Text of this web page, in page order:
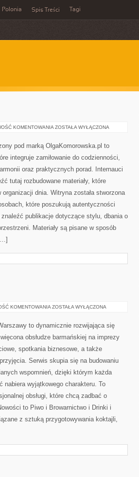
Polonia Spis Treści Tagi
KOMENTOWANIA HISTORIE
ZOSTAŁA WYŁĄCZONA
pod marką OlgaKomorowska.pl to
integruje zamiłowanie do codzienności,
oraz praktycznych porad. Internauci
tutaj rozbudowane materiały, które
organizacji dnia. Witryna została stworzona
które poszukują autentyczności
publikacje dotyczące stylu, dbania o
Materiały są pisane w sposób
KOMENTOWANIA WINA
ZOSTAŁA WYŁĄCZONA
to dynamicznie rozwijająca się
obsłudze barmańskiej na imprezy
spotkania biznesowe, a także
Serwis skupia się na budowaniu
wspomnień, dzięki którym każda
nabiera wyjątkowego charakteru. To
obsługi, które chcą zadbać o
to Piwo i Browarnictwo i Drinki i
z sztuką przygotowywania koktajli,